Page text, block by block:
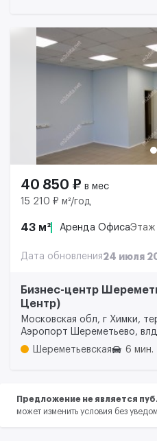
40 850 ₽ в мес
15 210 ₽ м²/год
43 м² Аренда ОфисаЭтаж
Дата обновления24 июля
Бизнес-центр
Центр)
Московская обл, г Химки,
Аэропорт Шереметьево,
Шереметьевская
6 мин.
Предложение не является
может изменить условия без